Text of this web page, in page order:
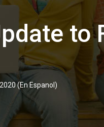
to
(En Espanol)